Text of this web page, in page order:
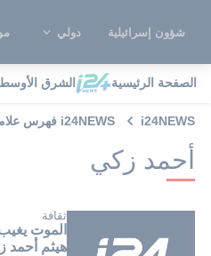
شؤون إسرائيلية دولي
الصفحة الرئيسية الشرق الأوسط
i24NEWS i24NEWS فهرس علامات
أحمد زكي
ثقافة
الموت
هيثم أحمد